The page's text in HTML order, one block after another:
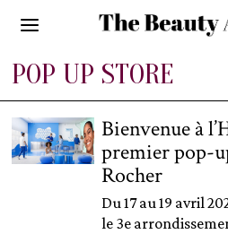
POP UP STORE
Bienvenue à
premier pop-
Rocher
Du 17 au 19 avril
le 3e